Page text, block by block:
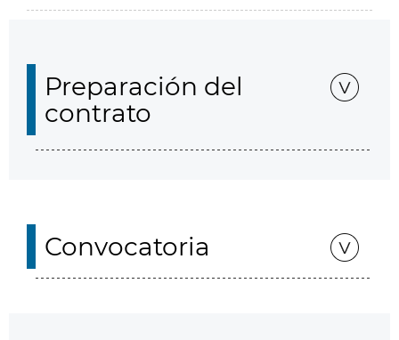
Preparación del
contrato
Convocatoria